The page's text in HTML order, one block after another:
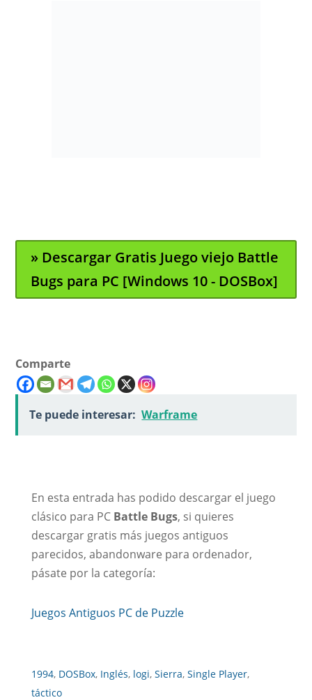
» Descargar Gratis Juego viejo Battle
Bugs para PC [Windows 10 - DOSBox]
Comparte
Te puede interesar: Warframe
En esta entrada has podido descargar el juego
clásico para PC Battle Bugs, si quieres
descargar gratis más juegos antiguos
parecidos, abandonware para ordenador,
pásate por la categoría:
Juegos Antiguos PC de Puzzle
1994, DOSBox, Inglés, logi, Sierra, Single Player,
táctico